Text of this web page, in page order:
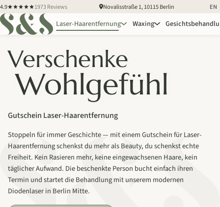
4.9 1973 Reviews Novalisstraße 1, 10115 Berlin EN
Laser-Haarentfernung Waxing
Gutschein Laser-Haarentfernung
Verschenke
Wohlgefühl
Stoppeln für immer Geschichte — mit einem Gutschein für Laser-
Haarentfernung schenkst du mehr als Beauty, du schenkst echte
Freiheit. Kein Rasieren mehr, keine eingewachsenen Haare, kein
täglicher Aufwand. Die beschenkte Person bucht einfach ihren
Termin und startet die Behandlung mit unserem modernen
Diodenlaser in Berlin Mitte.